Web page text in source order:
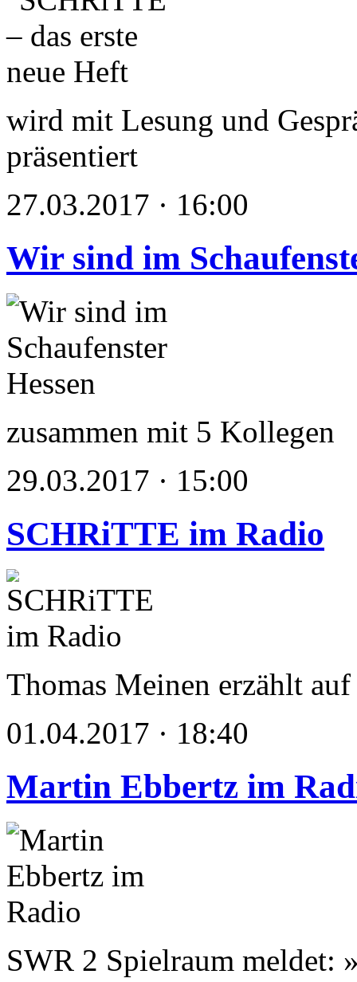
wird mit Lesung und
präsentiert
27.03.2017 · 16:00
Wir sind im
zusammen mit 5 Kollegen
29.03.2017 · 15:00
SCHRiTTE im Radio
Thomas Meinen erzählt
01.04.2017 · 18:40
Martin Ebbertz im
SWR 2 Spielraum meldet: